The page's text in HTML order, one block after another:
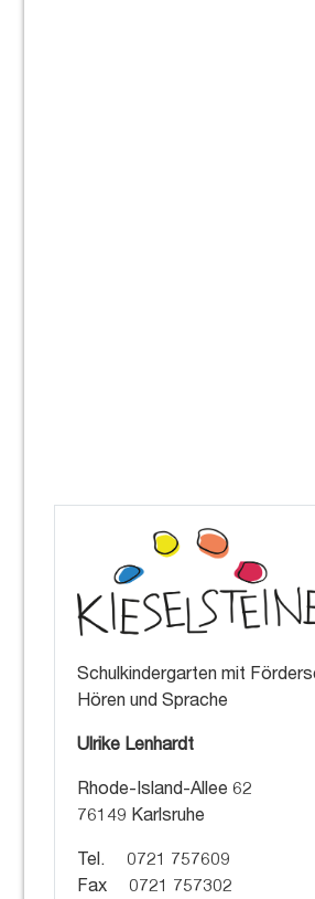
Schulkindergarten mit
Hören und Sprache
Ulrike Lenhardt
Rhode-Island-Allee 62
76149 Karlsruhe
Tel. 0721 757609
Fax 0721 757302